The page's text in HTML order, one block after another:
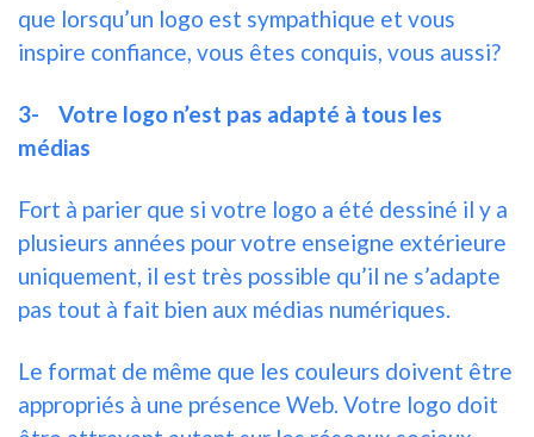
que lorsqu’un logo est sympathique et vous
inspire confiance, vous êtes conquis, vous aussi?
3-
Votre logo n’est pas adapté à tous les
médias
Fort à parier que si votre logo a été dessiné il y a
plusieurs années pour votre enseigne extérieure
uniquement, il est très possible qu’il ne s’adapte
pas tout à fait bien aux médias numériques.
Le format de même que les couleurs doivent être
appropriés à une présence Web. Votre logo doit